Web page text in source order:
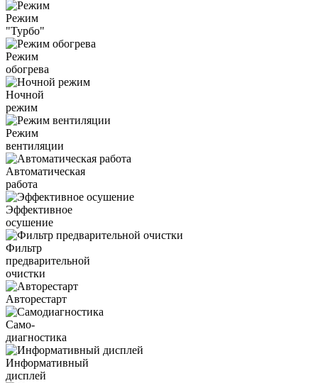
Режим
"Турбо"
Режим
обогрева
Ночной
режим
Режим
вентиляции
Автоматическая
работа
Эффективное
осушение
Фильтр
предварительной
очистки
Авторестарт
Само-
диагностика
Информативный
дисплей